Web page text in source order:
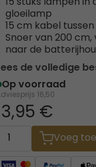
gloeilamp
15 cm kabel
Snoer van 200
naar de
de volledige
Op voorraad
16,50
€
Voeg